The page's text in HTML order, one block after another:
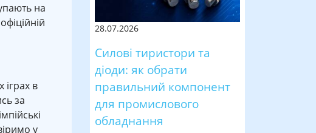
на
іграх в
за
у
28.07.2026
Силові тиристори та
діоди: як обрати
правильний компонент
для промислового
обладнання